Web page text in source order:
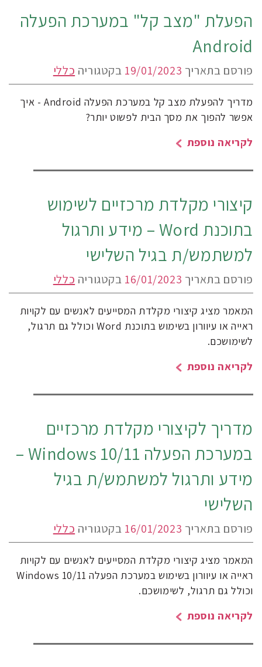
הפעלת "מצב קל" במערכת הפעלה
Android
פורסם בתאריך 19/01/2023 בקטגוריה כללי
מדריך להפעלת מצב קל במערכת הפעלה Android - איך
אפשר להפוך את מסך הבית לפשוט יותר?
לקריאה נוספת
קיצורי מקלדת מרכזיים לשימוש
בתוכנת Word – מידע ותרגול
למשתמש/ת בגיל השלישי
פורסם בתאריך 16/01/2023 בקטגוריה כללי
המאמר מציג קיצורי מקלדת המסייעים לאנשים עם לקויות
ראייה או עיוורון בשימוש בתוכנת Word וכולל גם תרגול,
לשימושכם.
לקריאה נוספת
מדריך לקיצורי מקלדת מרכזיים
במערכת הפעלה Windows 10/11 –
מידע ותרגול למשתמש/ת בגיל
השלישי
פורסם בתאריך 16/01/2023 בקטגוריה כללי
המאמר מציג קיצורי מקלדת המסייעים לאנשים עם לקויות
ראייה או עיוורון בשימוש במערכת הפעלה Windows 10/11
וכולל גם תרגול, לשימושכם.
לקריאה נוספת